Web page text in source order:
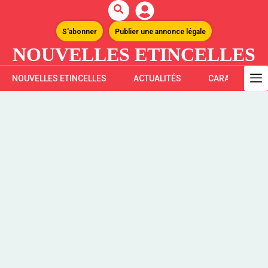
S'abonner Publier une annonce légale
NOUVELLES ETINCELLES
NOUVELLES ETINCELLES ACTUALITÉS CARAÏBES